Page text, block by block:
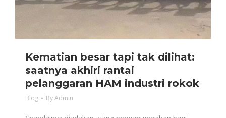
Kematian besar tapi tak dilihat:
saatnya akhiri rantai
pelanggaran HAM industri rokok
Blog ByAdmin